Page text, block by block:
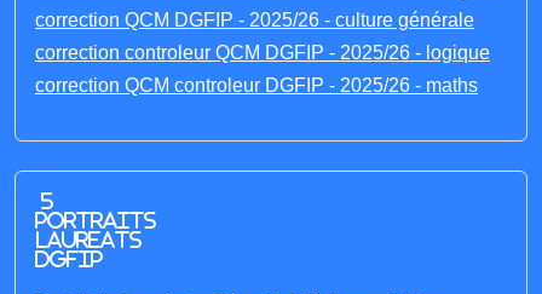
correction QCM DGFIP - 2025/26 - culture générale
correction controleur QCM DGFIP - 2025/26 - logique
correction QCM controleur DGFIP - 2025/26 - maths
5
portraits
laureats
DGFIP